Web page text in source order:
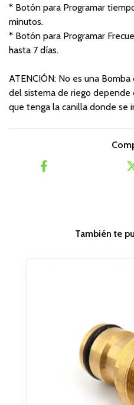
* Botón para Programar
minutos.
* Botón para Programar
hasta 7 días.
ATENCIÓN: No es una
del sistema de riego depende
que tenga la canilla donde se
También te